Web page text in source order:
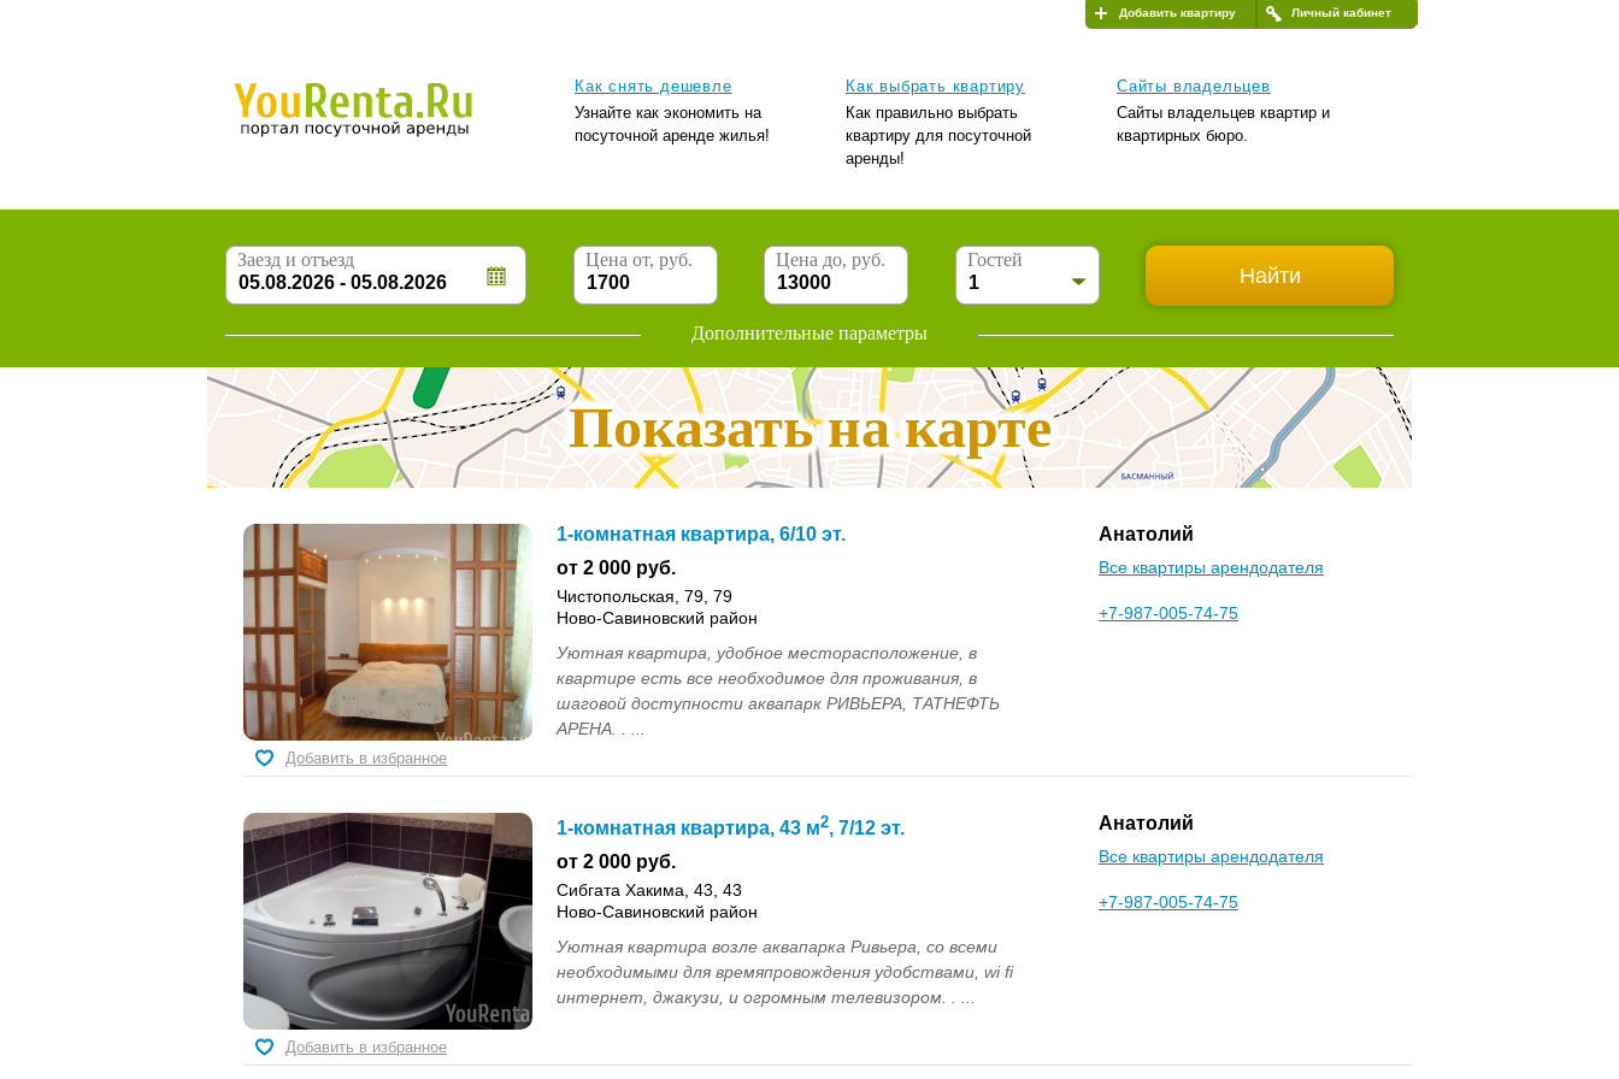
Личный кабинет
Добавить квартиру
Как снять дешевле
Узнайте как экономить на
посуточной аренде жилья!
Как выбрать квартиру
Как правильно выбрать
квартиру для посуточной
аренды!
Сайты владельцев
Сайты владельцев квартир и
квартирных бюро.
Заезд и отъезд Цена от, руб. Цена до, руб. Гостей
Дополнительные параметры
Показать на карте
1-комнатная квартира, 6/10 эт.
от 2 000 руб.
Чистопольская, 79, 79
Ново-Савиновский район
Уютная квартира, удобное месторасположение, в
квартире есть все необходимое для проживания, в
шаговой доступности аквапарк РИВЬЕРА, ТАТНЕФТЬ
АРЕНА. . ...
Анатолий
Все квартиры арендодателя
+7-987-005-74-75
Добавить в избранное
1-комнатная квартира, 43 м2, 7/12 эт.
от 2 000 руб.
Сибгата Хакима, 43, 43
Ново-Савиновский район
Уютная квартира возле аквапарка Ривьера, со всеми
необходимыми для времяпровождения удобствами, wi fi
интернет, джакузи, и огромным телевизором. . ...
Анатолий
Все квартиры арендодателя
+7-987-005-74-75
Добавить в избранное